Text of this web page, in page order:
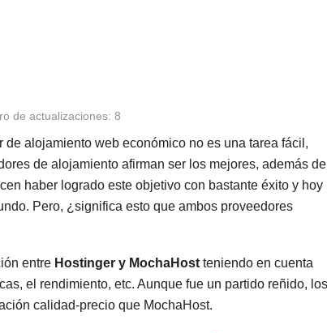
de actualizaciones: 8
alojamiento web económico no es una tarea fácil,
de alojamiento afirman ser los mejores, además de
haber logrado este objetivo con bastante éxito y hoy
Pero, ¿significa esto que ambos proveedores
entre Hostinger y MochaHost teniendo en cuenta
el rendimiento, etc. Aunque fue un partido reñido, los
calidad-precio que MochaHost.